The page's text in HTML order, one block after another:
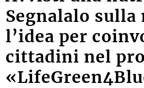
Segnalalo sulla
l’idea per
cittadini nel